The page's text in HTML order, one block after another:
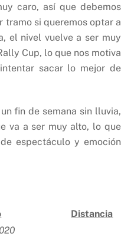
caro, así que debemos
tramo si queremos optar a
el nivel vuelve a ser muy
Cup, lo que nos motiva
sacar lo mejor de
fin de semana sin lluvia,
va a ser muy alto, lo que
espectáculo y emoción
Distancia